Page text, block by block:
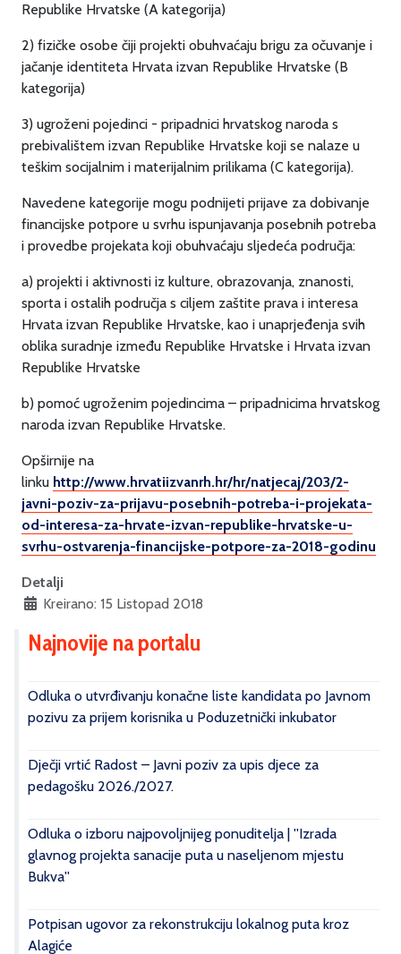
Republike Hrvatske (A kategorija)
2) fizičke osobe čiji projekti obuhvaćaju brigu za očuvanje i
jačanje identiteta Hrvata izvan Republike Hrvatske (B
kategorija)
3) ugroženi pojedinci - pripadnici hrvatskog naroda s
prebivalištem izvan Republike Hrvatske koji se nalaze u
teškim socijalnim i materijalnim prilikama (C kategorija).
Navedene kategorije mogu podnijeti prijave za dobivanje
financijske potpore u svrhu ispunjavanja posebnih potreba
i provedbe projekata koji obuhvaćaju sljedeća područja:
a) projekti i aktivnosti iz kulture, obrazovanja, znanosti,
sporta i ostalih područja s ciljem zaštite prava i interesa
Hrvata izvan Republike Hrvatske, kao i unaprjeđenja svih
oblika suradnje između Republike Hrvatske i Hrvata izvan
Republike Hrvatske
b) pomoć ugroženim pojedincima – pripadnicima hrvatskog
naroda izvan Republike Hrvatske.
Opširnije na
linku http://www.hrvatiizvanrh.hr/hr/natjecaj/203/2-
javni-poziv-za-prijavu-posebnih-potreba-i-projekata-
od-interesa-za-hrvate-izvan-republike-hrvatske-u-
svrhu-ostvarenja-financijske-potpore-za-2018-godinu
Detalji
Kreirano: 15 Listopad 2018
Najnovije na portalu
Odluka o utvrđivanju konačne liste kandidata po Javnom
pozivu za prijem korisnika u Poduzetnički inkubator
Dječji vrtić Radost – Javni poziv za upis djece za
pedagošku 2026./2027.
Odluka o izboru najpovoljnijeg ponuditelja | ''Izrada
glavnog projekta sanacije puta u naseljenom mjestu
Bukva''
Potpisan ugovor za rekonstrukciju lokalnog puta kroz
Alagiće